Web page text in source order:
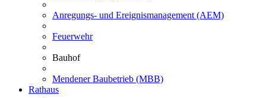
Anregungs- und Ereignismanagement (AEM)
Feuerwehr
Bauhof
Mendener Baubetrieb (MBB)
Rathaus